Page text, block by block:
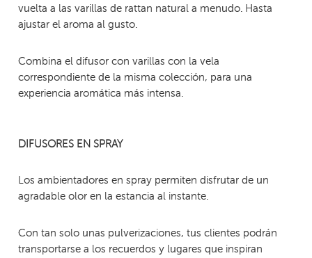
vuelta a las varillas de rattan natural a menudo. Hasta
ajustar el aroma al gusto.
Combina el difusor con varillas con la vela
correspondiente de la misma colección, para una
experiencia aromática más intensa.
DIFUSORES EN SPRAY
Los ambientadores en spray permiten disfrutar de un
agradable olor en la estancia al instante.
Con tan solo unas pulverizaciones, tus clientes podrán
transportarse a los recuerdos y lugares que inspiran